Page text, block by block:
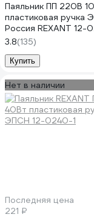
Паяльник ПП 220В
пластиковая ручка
Россия REXANT 12-
3.8(135)
Купить
Нет в наличии
Последняя цена
221 ₽